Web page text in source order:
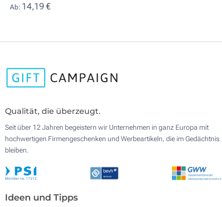
Ab: 14,19 €
Qualität, die überzeugt.
Seit über 12 Jahren begeistern wir Unternehmen in ganz Europa mit
hochwertigen Firmengeschenken und Werbeartikeln, die im Gedächtnis
bleiben.
Ideen und Tipps